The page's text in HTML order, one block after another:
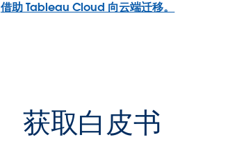
借助 Tableau Cloud 向云端迁移。
获取白皮书